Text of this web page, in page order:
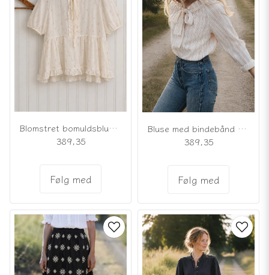
Blomstret bomuldsbluse med bindebånd
389,35
Følg med
Bluse med bindebånd og vævede striber
389,35
Følg med